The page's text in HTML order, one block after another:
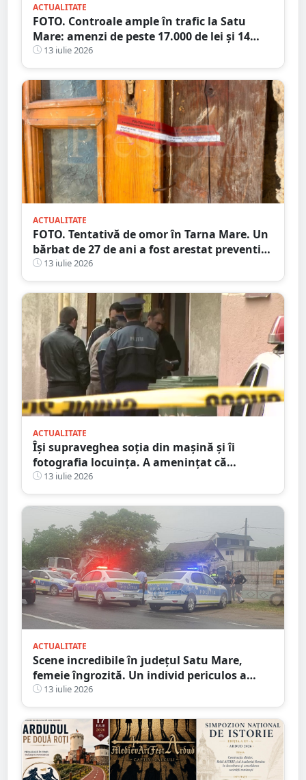
ACTUALITATE
FOTO. Controale ample în trafic la Satu
Mare: amenzi de peste 17.000 de lei și 14
certificate de înmatriculare reținute. Trei
șoferi s-au ales cu dosare penale
13 iulie 2026
ACTUALITATE
FOTO. Tentativă de omor în Tarna Mare. Un
bărbat de 27 de ani a fost arestat preventiv
după ce și-ar fi atacat concubina cu un cuțit
13 iulie 2026
ACTUALITATE
Își supraveghea soția din mașină și îi
fotografia locuința. A amenințat că
incendiază mașina ”amantului”
13 iulie 2026
ACTUALITATE
Scene incredibile în județul Satu Mare,
femeie îngrozită. Un individ periculos a
făcut praf Codul Penal
13 iulie 2026